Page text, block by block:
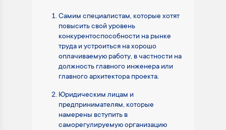
Самим специалистам, которые хотят
повысить свой уровень
конкурентоспособности на рынке
труда и устроиться на хорошо
оплачиваемую работу, в частности на
должность главного инженера или
главного архитектора проекта.
Юридическим лицам и
предпринимателям, которые
намерены вступить в
саморегулируемую организацию